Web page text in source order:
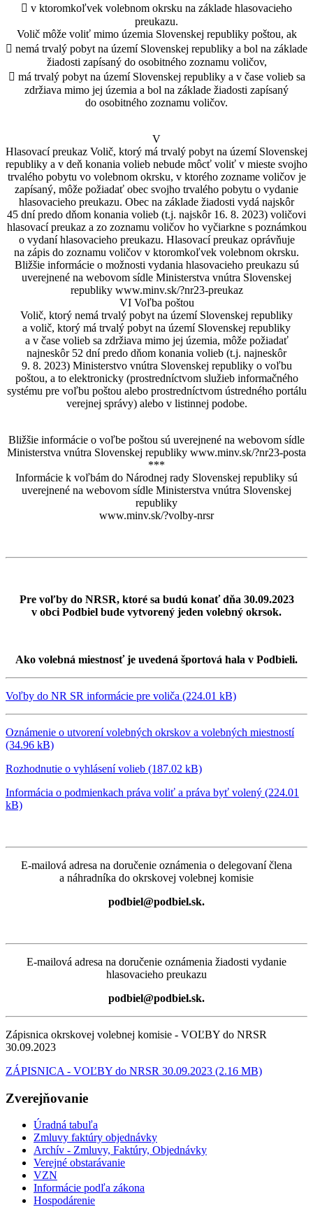
 v ktoromkoľvek volebnom okrsku na základe hlasovacieho
preukazu.
Volič môže voliť mimo územia Slovenskej republiky poštou, ak
 nemá trvalý pobyt na území Slovenskej republiky a bol na základe
žiadosti zapísaný do osobitného zoznamu voličov,
 má trvalý pobyt na území Slovenskej republiky a v čase volieb sa
zdržiava mimo jej územia a bol na základe žiadosti zapísaný
do osobitného zoznamu voličov.
V
Hlasovací preukaz Volič, ktorý má trvalý pobyt na území Slovenskej
republiky a v deň konania volieb nebude môcť voliť v mieste svojho
trvalého pobytu vo volebnom okrsku, v ktorého zozname voličov je
zapísaný, môže požiadať obec svojho trvalého pobytu o vydanie
hlasovacieho preukazu. Obec na základe žiadosti vydá najskôr
45 dní predo dňom konania volieb (t.j. najskôr 16. 8. 2023) voličovi
hlasovací preukaz a zo zoznamu voličov ho vyčiarkne s poznámkou
o vydaní hlasovacieho preukazu. Hlasovací preukaz oprávňuje
na zápis do zoznamu voličov v ktoromkoľvek volebnom okrsku.
Bližšie informácie o možnosti vydania hlasovacieho preukazu sú
uverejnené na webovom sídle Ministerstva vnútra Slovenskej
republiky www.minv.sk/?nr23-preukaz
VI Voľba poštou
Volič, ktorý nemá trvalý pobyt na území Slovenskej republiky
a volič, ktorý má trvalý pobyt na území Slovenskej republiky
a v čase volieb sa zdržiava mimo jej územia, môže požiadať
najneskôr 52 dní predo dňom konania volieb (t.j. najneskôr
9. 8. 2023) Ministerstvo vnútra Slovenskej republiky o voľbu
poštou, a to elektronicky (prostredníctvom služieb informačného
systému pre voľbu poštou alebo prostredníctvom ústredného portálu
verejnej správy) alebo v listinnej podobe.
Bližšie informácie o voľbe poštou sú uverejnené na webovom sídle
Ministerstva vnútra Slovenskej republiky www.minv.sk/?nr23-posta
***
Informácie k voľbám do Národnej rady Slovenskej republiky sú
uverejnené na webovom sídle Ministerstva vnútra Slovenskej
republiky
www.minv.sk/?volby-nrsr
Pre voľby do NRSR, ktoré sa budú konať dňa 30.09.2023
v obci Podbiel bude vytvorený jeden volebný okrsok.
Ako volebná miestnosť je uvedená športová hala v Podbieli.
Voľby do NR SR informácie pre voliča (224.01 kB)
Oznámenie o utvorení volebných okrskov a volebných miestností
(34.96 kB)
Rozhodnutie o vyhlásení volieb (187.02 kB)
Informácia o podmienkach práva voliť a práva byť volený (224.01
kB)
E-mailová adresa na doručenie oznámenia o delegovaní člena
a náhradníka do okrskovej volebnej komisie
podbiel@podbiel.sk.
E-mailová adresa na doručenie oznámenia žiadosti vydanie
hlasovacieho preukazu
podbiel@podbiel.sk.
Zápisnica okrskovej volebnej komisie - VOĽBY do NRSR
30.09.2023
ZÁPISNICA - VOĽBY do NRSR 30.09.2023 (2.16 MB)
Zverejňovanie
Úradná tabuľa
Zmluvy faktúry objednávky
Archív - Zmluvy, Faktúry, Objednávky
Verejné obstarávanie
VZN
Informácie podľa zákona
Hospodárenie